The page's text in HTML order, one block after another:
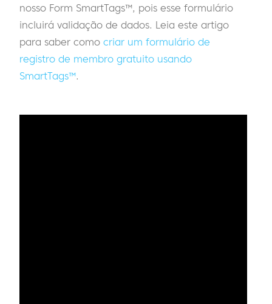
nosso Form SmartTags™, pois esse formulário
incluirá validação de dados. Leia este artigo
para saber como criar um formulário de
registro de membro gratuito usando
SmartTags™.